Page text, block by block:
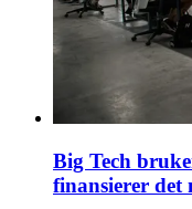
Big Tech
finansierer det